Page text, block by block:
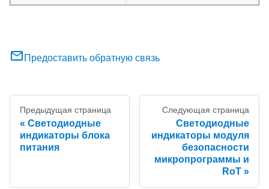
Предоставить обратную связь
Предыдущая страница
Светодиодные
индикаторы блока
питания
Следующая страница
Светодиодные
индикаторы модуля
безопасности
микропрограммы и
RoT